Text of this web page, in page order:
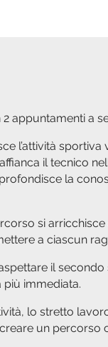
appuntamenti a
l’attività
il tecnico
la
si
a ciascun
il
più immediata.
lo stretto
un percorso